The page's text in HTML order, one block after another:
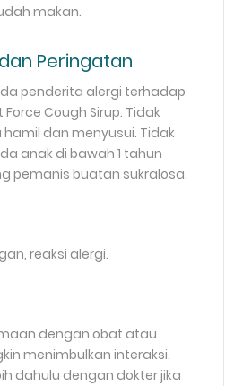
makan.
Peringatan
penderita alergi terhadap
Cough Sirup. Tidak
dan menyusui. Tidak
anak di bawah 1 tahun
pemanis buatan sukralosa.
reaksi alergi.
dengan obat atau
menimbulkan interaksi.
dahulu dengan dokter jika